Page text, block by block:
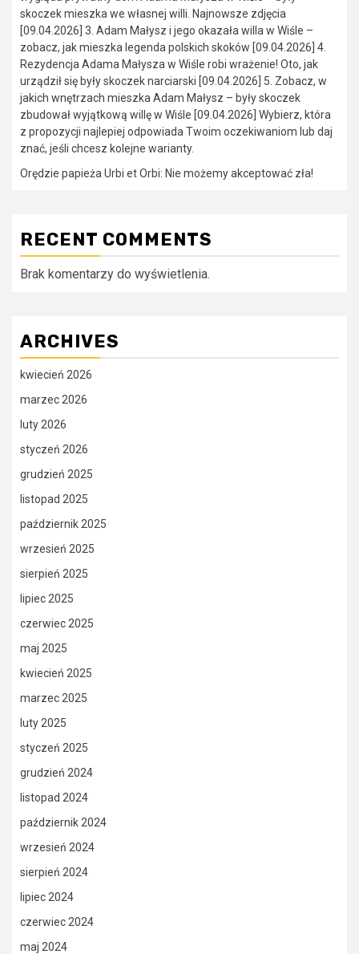
skoczek mieszka we własnej willi. Najnowsze zdjęcia
[09.04.2026] 3. Adam Małysz i jego okazała willa w Wiśle –
zobacz, jak mieszka legenda polskich skoków [09.04.2026] 4.
Rezydencja Adama Małysza w Wiśle robi wrażenie! Oto, jak
urządził się były skoczek narciarski [09.04.2026] 5. Zobacz, w
jakich wnętrzach mieszka Adam Małysz – były skoczek
zbudował wyjątkową willę w Wiśle [09.04.2026] Wybierz, która
z propozycji najlepiej odpowiada Twoim oczekiwaniom lub daj
znać, jeśli chcesz kolejne warianty.
Orędzie papieża Urbi et Orbi: Nie możemy akceptować zła!
RECENT COMMENTS
Brak komentarzy do wyświetlenia.
ARCHIVES
kwiecień 2026
marzec 2026
luty 2026
styczeń 2026
grudzień 2025
listopad 2025
październik 2025
wrzesień 2025
sierpień 2025
lipiec 2025
czerwiec 2025
maj 2025
kwiecień 2025
marzec 2025
luty 2025
styczeń 2025
grudzień 2024
listopad 2024
październik 2024
wrzesień 2024
sierpień 2024
lipiec 2024
czerwiec 2024
maj 2024